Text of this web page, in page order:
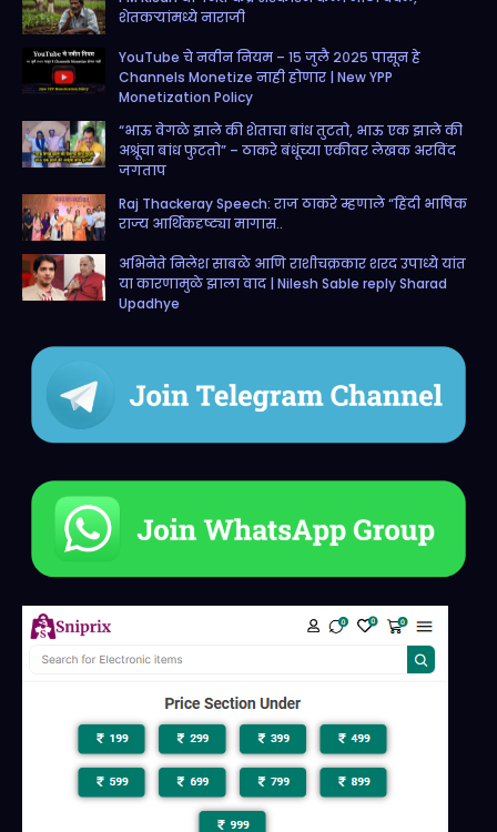
mशेतकऱ्यांमध्ये नाराजी
YouTube चे नवीन नियम – १५ जुलै २०२५ पासून हे
Channels Monetize नाही होणार | New YPP
Monetization Policy
“भाऊ वेगळे झाले की शेताचा बांध तुटतो, भाऊ एक झाले की
अश्रूंचा बांध फुटतो” – ठाकरे बंधूंच्या एकीवर लेखक अरविंद
जगताप
Raj Thackeray Speech: राज ठाकरे म्हणाले “हिंदी भाषिक
राज्य आर्थिकदृष्ट्या मागास..
अभिनेते निलेश साबळे आणि राशीचक्रकार शरद उपाध्ये यांत
या कारणामुळे झाला वाद | Nilesh Sable reply Sharad
Upadhye